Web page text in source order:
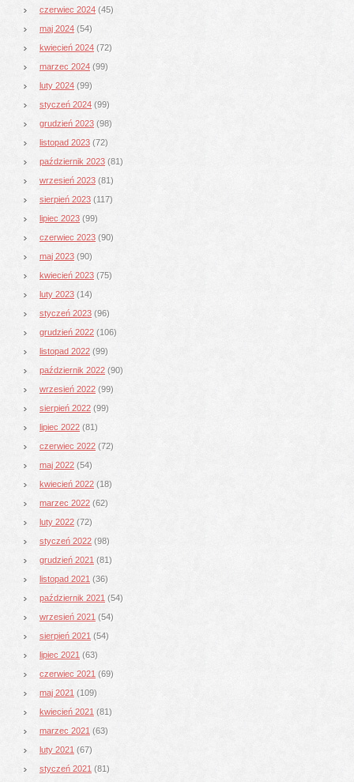
czerwiec 2024 (45)
maj 2024 (54)
kwiecień 2024 (72)
marzec 2024 (99)
luty 2024 (99)
styczeń 2024 (99)
grudzień 2023 (98)
listopad 2023 (72)
październik 2023 (81)
wrzesień 2023 (81)
sierpień 2023 (117)
lipiec 2023 (99)
czerwiec 2023 (90)
maj 2023 (90)
kwiecień 2023 (75)
luty 2023 (14)
styczeń 2023 (96)
grudzień 2022 (106)
listopad 2022 (99)
październik 2022 (90)
wrzesień 2022 (99)
sierpień 2022 (99)
lipiec 2022 (81)
czerwiec 2022 (72)
maj 2022 (54)
kwiecień 2022 (18)
marzec 2022 (62)
luty 2022 (72)
styczeń 2022 (98)
grudzień 2021 (81)
listopad 2021 (36)
październik 2021 (54)
wrzesień 2021 (54)
sierpień 2021 (54)
lipiec 2021 (63)
czerwiec 2021 (69)
maj 2021 (109)
kwiecień 2021 (81)
marzec 2021 (63)
luty 2021 (67)
styczeń 2021 (81)